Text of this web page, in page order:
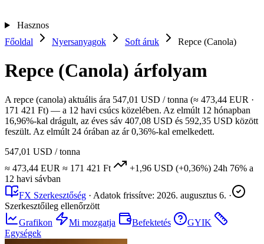
Hasznos
Főoldal
Nyersanyagok Soft áruk Repce (Canola)
Repce (Canola) árfolyam
A repce (canola) aktuális ára 547,01 USD / tonna (≈ 473,44 EUR ·
171 421 Ft) — a 12 havi csúcs közelében. Az elmúlt 12 hónapban
16,96%-kal drágult, az éves sáv 407,08 USD és 592,35 USD között
feszült. Az elmúlt 24 órában az ár 0,36%-kal emelkedett.
547,01 USD / tonna
≈ 473,44 EUR ≈ 171 421 Ft +1,96 USD (+0,36%) 24h 76% a
12 havi sávban
FX Szerkesztőség · Adatok frissítve: 2026. augusztus 6. ·
Szerkesztőileg ellenőrzött
Grafikon
Mi mozgatja Befektetés
GYIK
Egységek